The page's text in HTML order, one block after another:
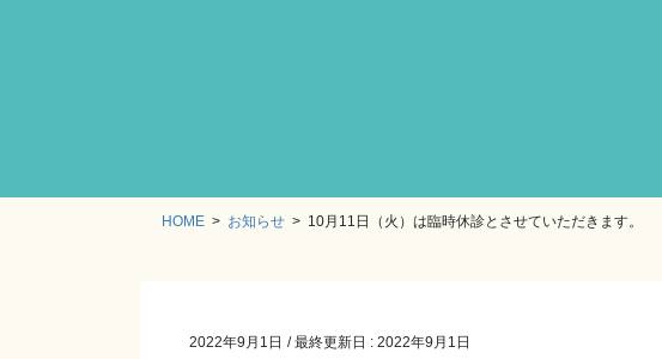
HOME お知らせ 10月11日（火）は臨時休診とさせていただきます。
2022年9月1日 / 最終更新日 :2022年9月1日